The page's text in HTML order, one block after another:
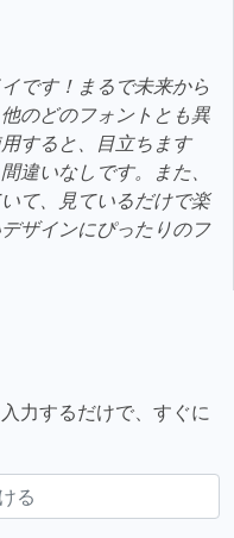
です！まるで未来から
のどのフォントとも異
すると、目立ちます
違いなしです。また、
て、見ているだけで楽
ザインにぴったりのフ
力するだけで、すぐに